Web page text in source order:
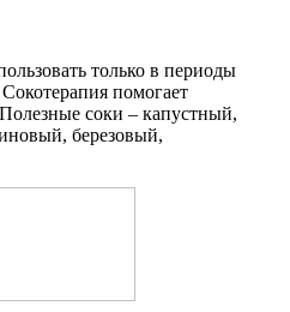
только в периоды
помогает
соки – капустный,
березовый,